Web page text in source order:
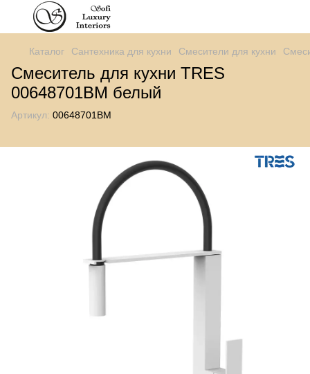
Каталог Сантехника для кухни Смесители для кухни
Смеситель для кухни TRES
00648701BM белый
Артикул: 00648701BM